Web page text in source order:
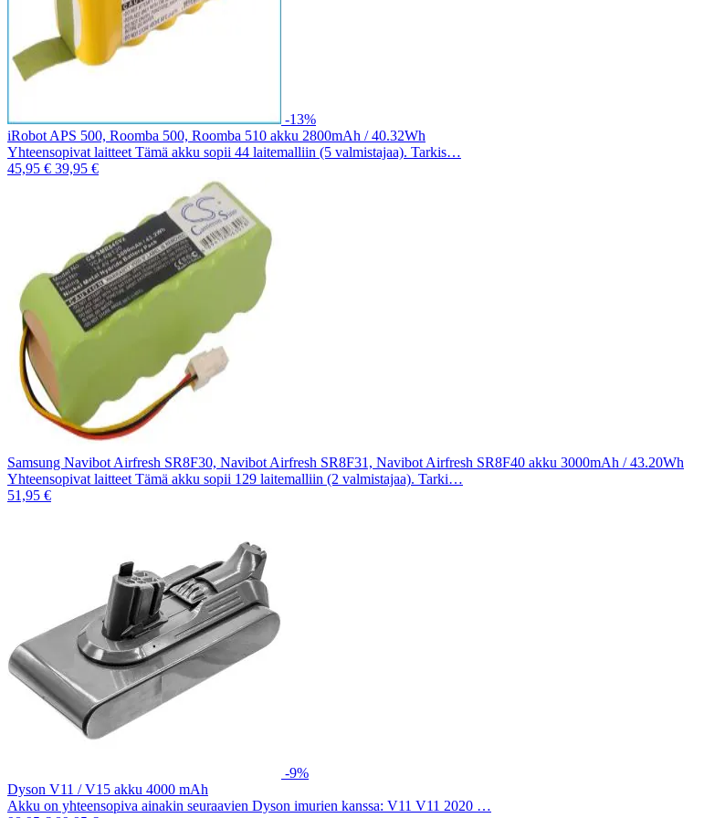
-13%
iRobot APS 500, Roomba 500, Roomba 510 akku 2800mAh / 40.32Wh
Yhteensopivat laitteet Tämä akku sopii 44 laitemalliin (5 valmistajaa). Tarkis…
45,95 € 39,95 €
Samsung Navibot Airfresh SR8F30, Navibot Airfresh SR8F31, Navibot Airfresh SR8F40 akku 3000mAh / 43.20Wh
Yhteensopivat laitteet Tämä akku sopii 129 laitemalliin (2 valmistajaa). Tarki…
51,95 €
-9%
Dyson V11 / V15 akku 4000 mAh
Akku on yhteensopiva ainakin seuraavien Dyson imurien kanssa: V11 V11 2020 …